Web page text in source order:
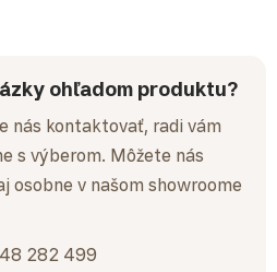
ohľadom produktu?
nás kontaktovať, radi vám
s výberom. Môžete nás
osobne v našom showroome
282 499